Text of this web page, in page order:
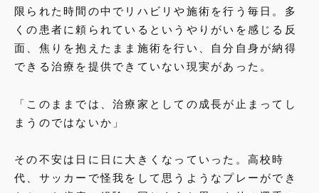
限られた時間の中でリハビリや施術を行う毎日。多
くの患者に頼られているというやりがいを感じる反
面、焦りを抱えたまま施術を行い、自分自身が納得
できる治療を提供できていない現実があった。
「このままでは、治療家としての成長が止まってし
まうのではないか」
その不安は日に日に大きくなっていった。高校時
代、サッカーで怪我をして思うようなプレーができ